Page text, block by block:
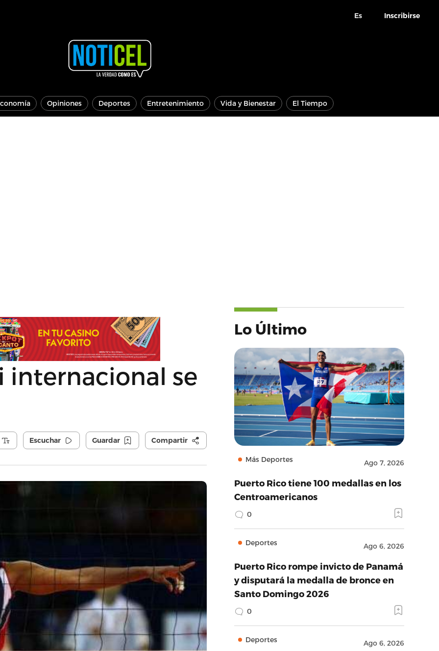
Es Inscribirse
Opiniones Deportes Entretenimiento Vida y Bienestar El Tiempo
internacional se
Escuchar Guardar Compartir
Lo Último
Más Deportes Ago 7, 2026
Puerto Rico tiene 100 medallas en los
Centroamericanos
0
Deportes Ago 6, 2026
Puerto Rico rompe invicto de Panamá
y disputará la medalla de bronce en
Santo Domingo 2026
0
Deportes Ago 6, 2026